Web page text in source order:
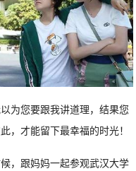
为您要跟我讲道理，结果您
，才能留下最幸福的时光！
，跟妈妈一起参观武汉大学